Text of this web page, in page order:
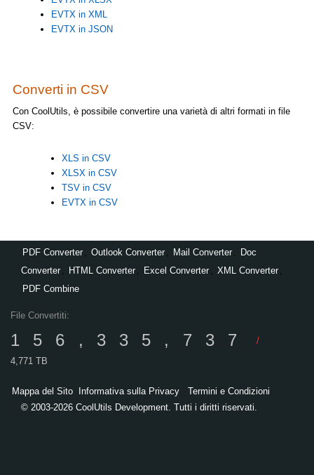
EVTX in XML
EVTX in JSON
Converti in CSV
Con CoolUtils, è possibile convertire una varietà di altri formati in file
CSV:
XLS in CSV
XLSX in CSV
TSV in CSV
EVTX in CSV
PDF Converter Outlook Converter Mail Converter
Doc
Converter
HTML Converter Excel Converter XML Converter
PDF Combine
File Convertiti:
156,335,737
/
4,771 TB
Mappa del Sito Informativa sulla Privacy
Termini e Condizioni
© 2003-2026 CoolUtils Development. Tutti i diritti riservati.